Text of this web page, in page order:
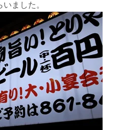
ました。